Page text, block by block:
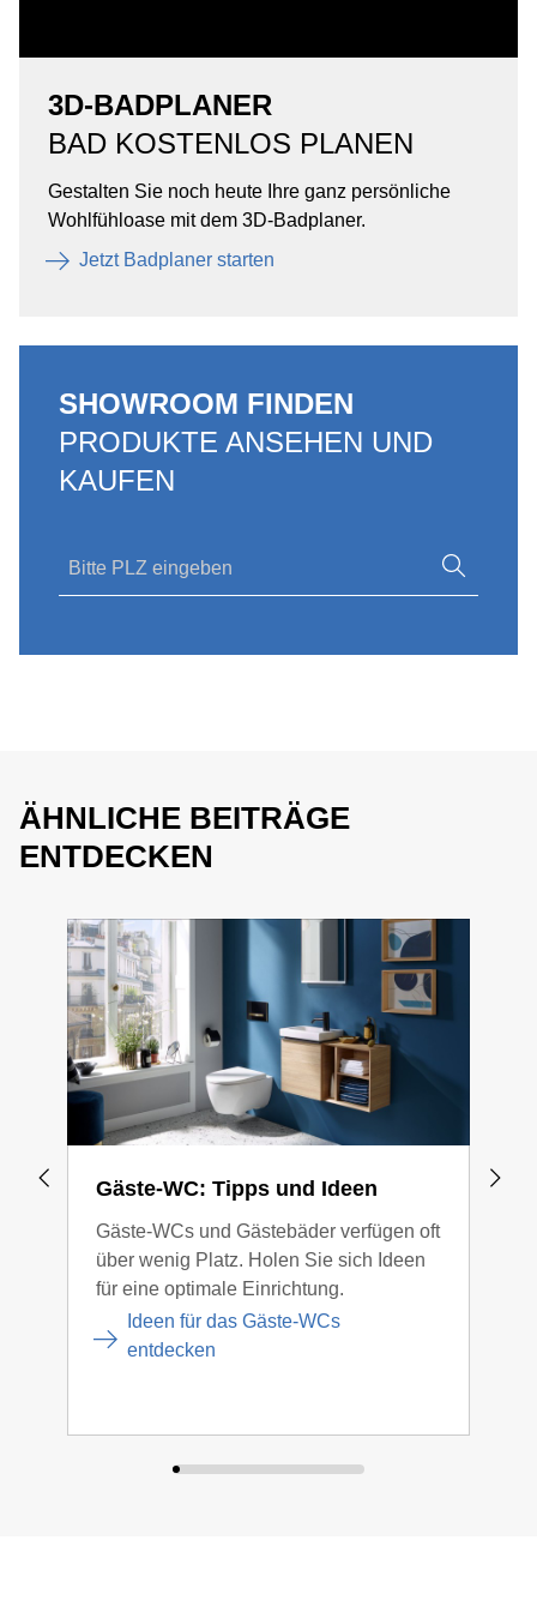
3D-BADPLANER
BAD KOSTENLOS PLANEN
Gestalten Sie noch heute Ihre ganz persönliche
Wohlfühloase mit dem 3D-Badplaner.
Jetzt Badplaner starten
SHOWROOM FINDEN
PRODUKTE ANSEHEN UND
KAUFEN
ÄHNLICHE BEITRÄGE
ENTDECKEN
Gäste-WC: Tipps und Ideen
Gäste-WCs und Gästebäder verfügen oft
über wenig Platz. Holen Sie sich Ideen
für eine optimale Einrichtung.
Ideen für das Gäste-WCs
entdecken